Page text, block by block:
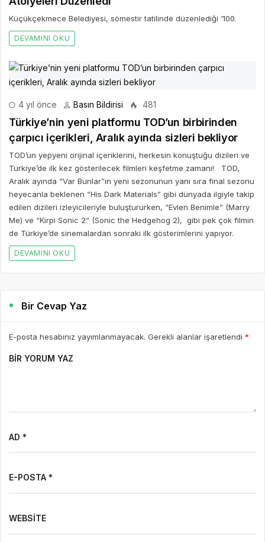
Küçükçekmece Belediyesi, sömestir tatilinde düzenlediği ‘100.
DEVAMINI OKU
4 yıl önce Basın Bildirisi 481
Türkiye’nin yeni platformu TOD’un birbirinden
çarpıcı içerikleri, Aralık ayında sizleri bekliyor
TOD’un yepyeni orijinal içeriklerini, herkesin konuştuğu dizileri ve
Türkiye’de ilk kez gösterilecek filmleri keşfetme zamanı! TOD,
Aralık ayında “Var Bunlar”ın yeni sezonunun yanı sıra final sezonu
heyecanla beklenen “His Dark Materials” gibi dünyada ilgiyle takip
edilen dizileri izleyicileriyle buluştururken, “Evlen Benimle” (Marry
Me) ve “Kirpi Sonic 2” (Sonic the Hedgehog 2), gibi pek çok filmin
de Türkiye’de sinemalardan sonraki ilk gösterimlerini yapıyor.
DEVAMINI OKU
Bir Cevap Yaz
E-posta hesabınız yayımlanmayacak. Gerekli alanlar işaretlendi *
BIR YORUM YAZ
AD *
E-POSTA *
WEBSITE